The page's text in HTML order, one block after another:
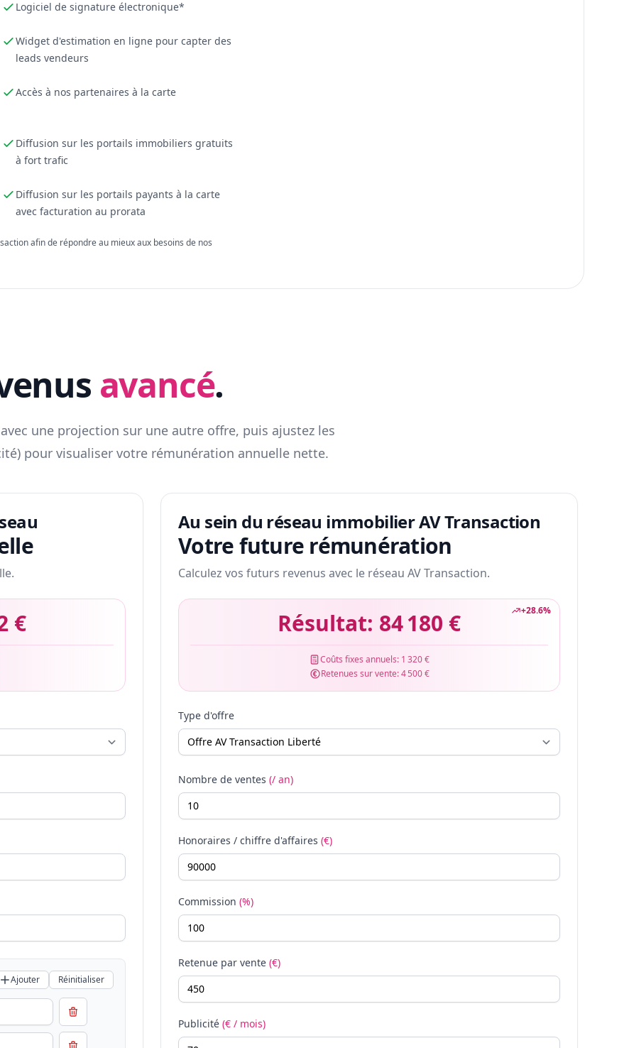
Logiciel de signature électronique*
Widget d'estimation en ligne pour capter des
leads vendeurs
Accès à nos partenaires à la carte
Diffusion sur les portails immobiliers gratuits
à fort trafic
Diffusion sur les portails payants à la carte
avec facturation au prorata
afin de répondre au mieux aux besoins de nos
avancé.
une projection sur une autre offre, puis ajustez les
pour visualiser votre rémunération annuelle nette.
€
Ajouter Réinitialiser
Au sein du réseau immobilier AV Transaction
Votre future rémunération
Calculez vos futurs revenus avec le réseau AV Transaction.
+28.6%
Résultat: 84 180 €
Coûts fixes annuels: 1 320 €
Retenues sur vente:4 500 €
Type d'offre
Nombre de ventes (/ an)
Honoraires / chiffre d'affaires (€)
Commission (%)
Retenue par vente (€)
Publicité (€ / mois)